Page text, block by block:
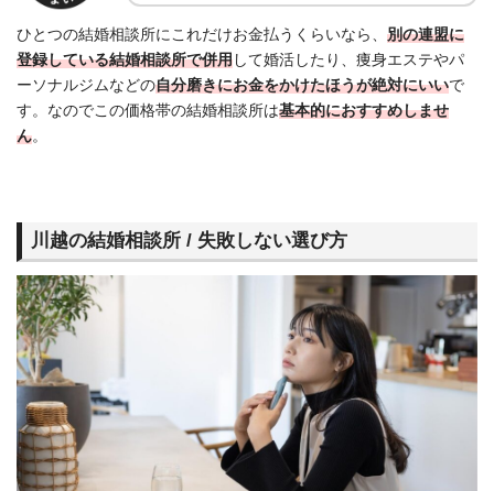
ひとつの結婚相談所にこれだけお金払うくらいなら、 別の連盟に
登録している結婚相談所で併用して婚活したり、痩身エステやパ
ーソナルジムなどの自分磨きにお金をかけたほうが絶対にいいで
す。なのでこの価格帯の結婚相談所は基本的におすすめしませ
ん。
川越の結婚相談所 / 失敗しない選び方